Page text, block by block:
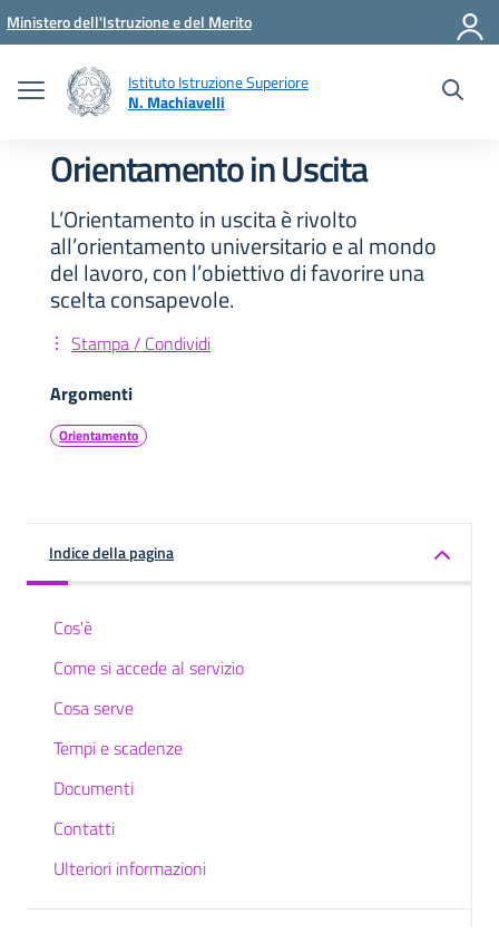
Vai ai contenuti
Vai al menu di navigazione
Vai al footer
Ministero dell'Istruzione e del Merito
Istituto Istruzione Superiore
N. Machiavelli
Orientamento in Uscita
L’Orientamento in uscita è rivolto
all’orientamento universitario e al mondo
del lavoro, con l’obiettivo di favorire una
scelta consapevole.
Stampa / Condividi
Argomenti
Orientamento
Indice della pagina
Cos'è
Come si accede al servizio
Cosa serve
Tempi e scadenze
Documenti
Contatti
Ulteriori informazioni